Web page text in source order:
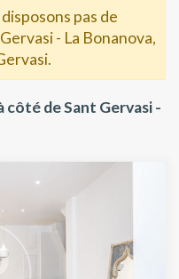
pas de
- La Bonanova,
de Sant Gervasi -